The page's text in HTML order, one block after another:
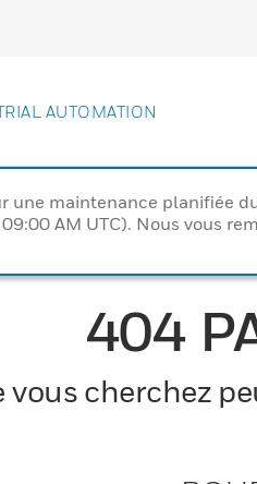
AUTOMATION
une maintenance planifiée
AM UTC). Nous vous
404
vous cherchez